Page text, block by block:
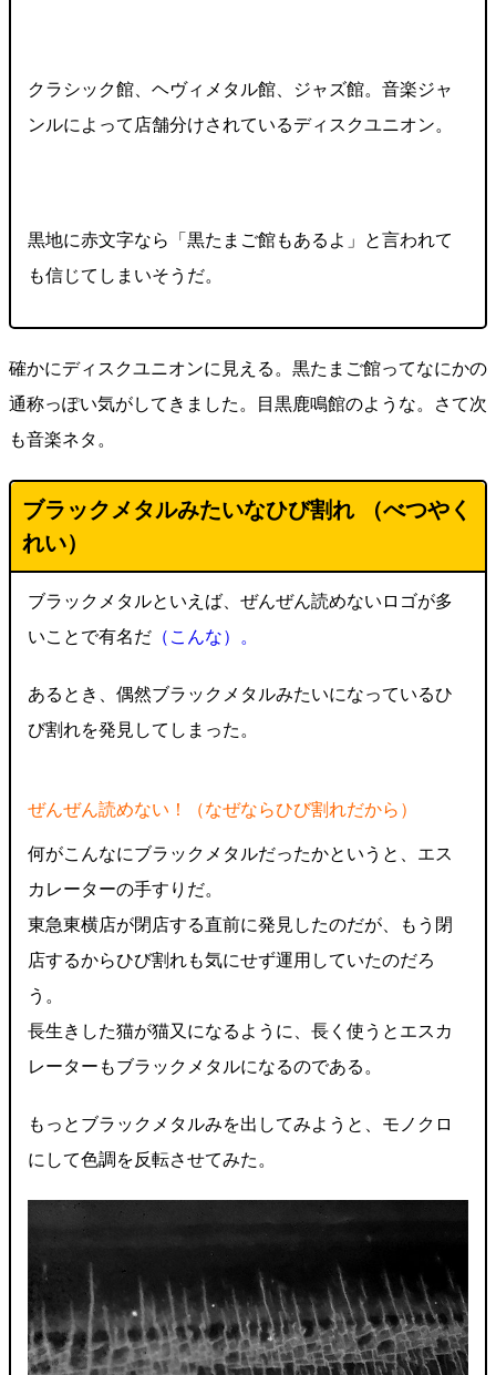
クラシック館、ヘヴィメタル館、ジャズ館。音楽ジャ
ンルによって店舗分けされているディスクユニオン。
黒地に赤文字なら「黒たまご館もあるよ」と言われて
も信じてしまいそうだ。
確かにディスクユニオンに見える。黒たまご館ってなにかの
通称っぽい気がしてきました。目黒鹿鳴館のような。さて次
も音楽ネタ。
ブラックメタルみたいなひび割れ （べつやく
れい）
ブラックメタルといえば、ぜんぜん読めないロゴが多
いことで有名だ （こんな）。
あるとき、偶然ブラックメタルみたいになっているひ
び割れを発見してしまった。
ぜんぜん読めない！（なぜならひび割れだから）
何がこんなにブラックメタルだったかというと、エス
カレーターの手すりだ。
東急東横店が閉店する直前に発見したのだが、もう閉
店するからひび割れも気にせず運用していたのだろ
う。
長生きした猫が猫又になるように、長く使うとエスカ
レーターもブラックメタルになるのである。
もっとブラックメタルみを出してみようと、モノクロ
にして色調を反転させてみた。